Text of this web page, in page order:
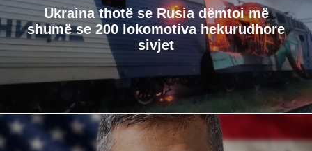
Ukraina thotë se Rusia dëmtoi më
shumë se 200 lokomotiva hekurudhore
sivjet